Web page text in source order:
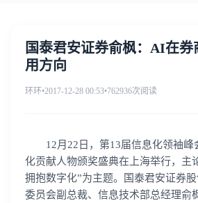
国泰君安证券俞枫：AI在券
用方向
环环•2017-12-28 00:53•762936次阅读
12月22日，第13届信息化领袖峰
化贡献人物颁奖盛典在上海举行，主
拥抱数字化”为主题。国泰君安证券
委员会副总裁、信息技术部总经理俞